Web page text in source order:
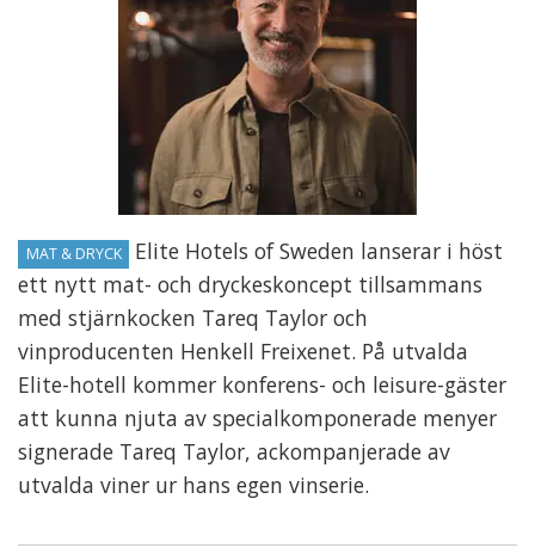
MAT & DRYCK
Elite Hotels of Sweden lanserar i höst
ett nytt mat- och dryckeskoncept tillsammans
med stjärnkocken Tareq Taylor och
vinproducenten Henkell Freixenet. På utvalda
Elite-hotell kommer konferens- och leisure-gäster
att kunna njuta av specialkomponerade menyer
signerade Tareq Taylor, ackompanjerade av
utvalda viner ur hans egen vinserie.